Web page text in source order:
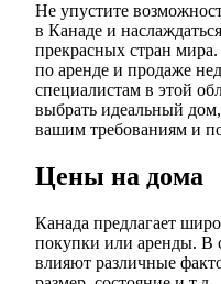
Не упустите
в Канаде и
прекрасных стран
по аренде и продаже
специалистам в этой
выбрать идеальный
вашим требованиям и
Цены на дома
Канада предлагает
покупки или аренды. В
влияют различные